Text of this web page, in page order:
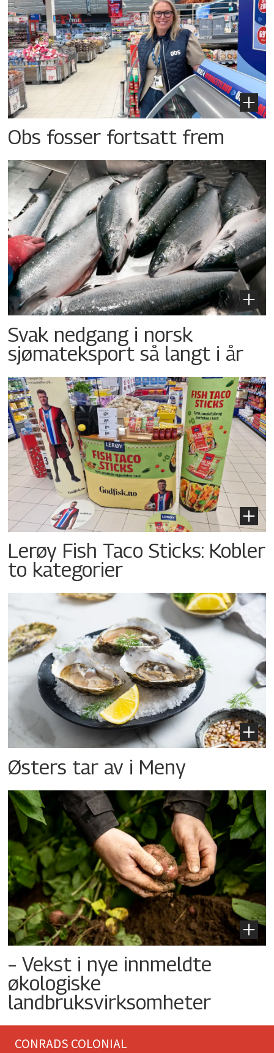
Obs fosser fortsatt frem
Svak nedgang i norsk
sjømateksport så langt i år
Lerøy Fish Taco Sticks: Kobler
to kategorier
Østers tar av i Meny
– Vekst i nye innmeldte
økologiske
landbruksvirksomheter
CONRADS COLONIAL